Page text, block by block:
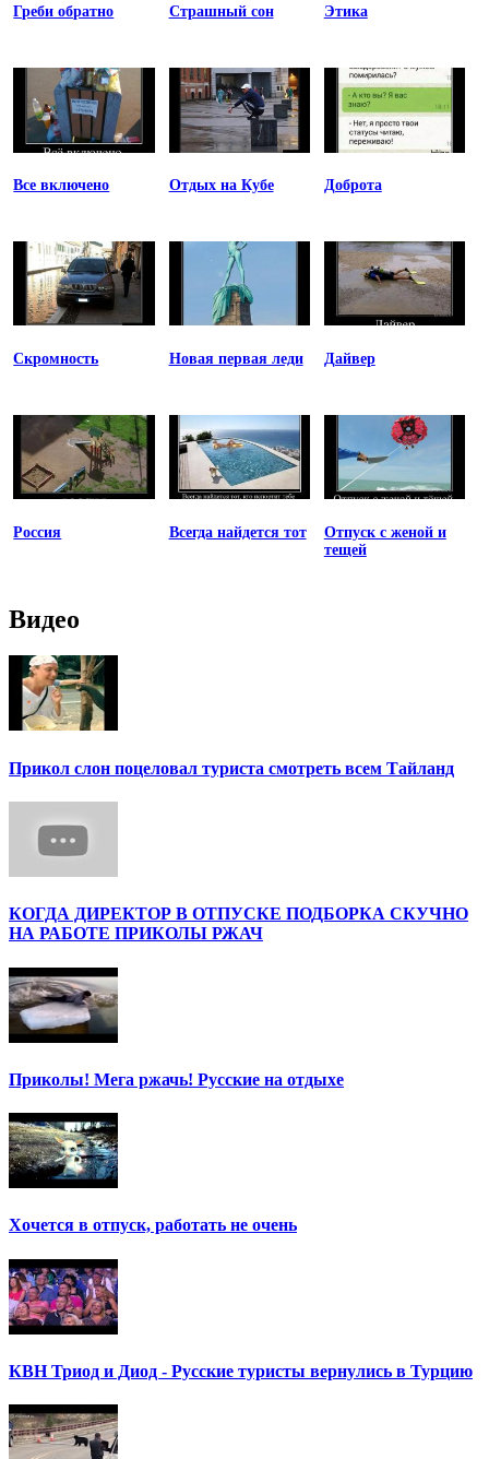
Греби обратно Страшный сон Этика
Все включено Отдых на Кубе Доброта
Скромность Новая первая леди Дайвер
Россия Всегда найдется тот
Отпуск с женой и
тещей
Видео
Прикол слон поцеловал туриста смотреть всем Тайланд
КОГДА ДИРЕКТОР В ОТПУСКЕ ПОДБОРКА СКУЧНО
НА РАБОТЕ ПРИКОЛЫ РЖАЧ
Приколы! Мега ржачь! Русские на отдыхе
Хочется в отпуск, работать не очень
КВН Триод и Диод - Русские туристы вернулись в Турцию